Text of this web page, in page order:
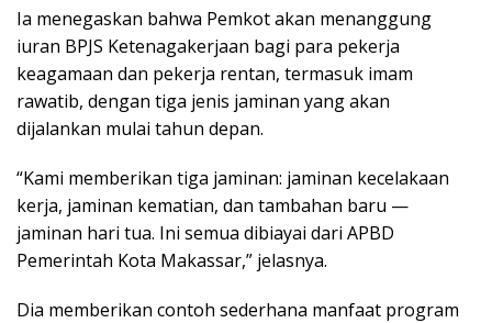
Ia menegaskan bahwa Pemkot akan menanggung
iuran BPJS Ketenagakerjaan bagi para pekerja
keagamaan dan pekerja rentan, termasuk imam
rawatib, dengan tiga jenis jaminan yang akan
dijalankan mulai tahun depan.
“Kami memberikan tiga jaminan: jaminan kecelakaan
kerja, jaminan kematian, dan tambahan baru —
jaminan hari tua. Ini semua dibiayai dari APBD
Pemerintah Kota Makassar,” jelasnya.
Dia memberikan contoh sederhana manfaat program